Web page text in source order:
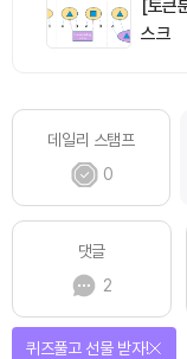
[토큰
스크
데일리 스탬프
0
댓글
2
퀴즈풀고 선물 받자!